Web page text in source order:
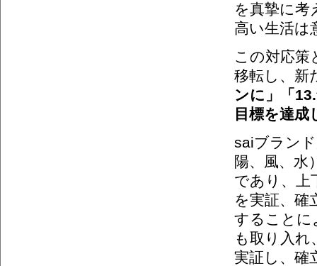
を真摯に考
高い生活は
この対応策
移転し、新
ンに」「
目標を達成
saiブラン
陽、風、水
であり、上
を実証、確
することに
も取り入
実証し、確